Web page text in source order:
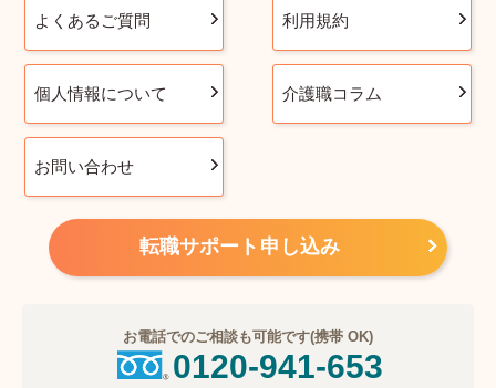
よくあるご質問 利用規約
個人情報について 介護職コラム
お問い合わせ
転職サポート申し込み
お電話でのご相談も可能です(携帯 OK)
0120-941-653